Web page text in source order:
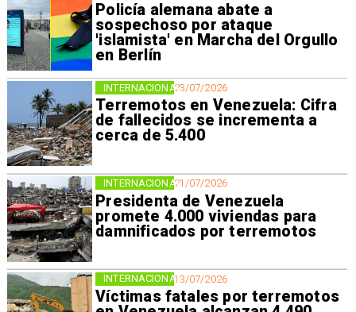
Policía alemana abate a
sospechoso por ataque
'islamista' en Marcha del Orgullo
en Berlín
23/07/2026
Terremotos en Venezuela: Cifra
de fallecidos se incrementa a
cerca de 5.400
INTERNACIONAL
21/07/2026
Presidenta de Venezuela
promete 4.000 viviendas para
damnificados por terremotos
INTERNACIONAL
13/07/2026
Víctimas fatales por terremotos
INTERNACIONAL